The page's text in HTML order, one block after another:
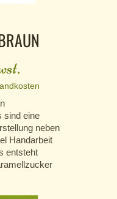
sind eine
neben
Handarbeit
entsteht